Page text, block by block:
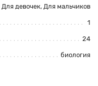
Для девочек, Для мальчиков
1
24
биология